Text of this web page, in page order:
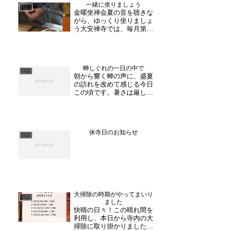
日誌 一緒に坐りましょう
金曜坐禅会夏の音を聴きな
がら、ゆっくり坐りましょ
う大安禅寺では、毎月第二
れる方など、様々です。初
めてお越しの方は、分かり
やすくご指導いたします
の...
日誌 蝉しぐれの一日の中で
朝から響く蝉の声に、盛夏
の訪れを改めて感じる今日
この頃です。暑さは厳しい
のお参りの合間を縫って、
日誌 休寺日のお知らせ
日誌
大掃除の時期がやってまいり
ました
快晴の日々！この晴れ間を
利用し、本日から寺内の大
掃除に取り掛かりました。